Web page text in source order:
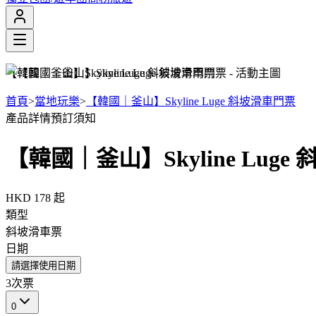
【韓國｜釜山】Skyline Luge 斜坡滑車門票
首頁>當地玩樂> 【韓國｜釜山】Skyline Luge 斜坡滑車門票
產品詳情預訂須知
【韓國｜釜山】Skyline Luge
HKD 178 起
類型
斜坡滑車票
日期
請選擇使用日期
3次票
0